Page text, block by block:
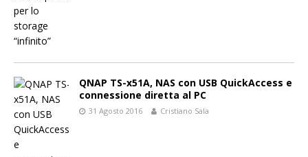
QNAP TS-x51A, NAS con USB QuickAccess e
connessione diretta al PC
31 Agosto 2016 Cristiano Sala